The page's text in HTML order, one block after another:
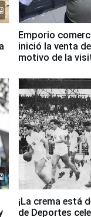
Emporio
inició la venta
motivo de la
¡La crema está
de Deportes